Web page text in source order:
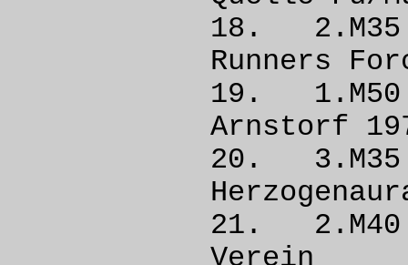
18.
Runners
19.
Arnstorf
20.
21.